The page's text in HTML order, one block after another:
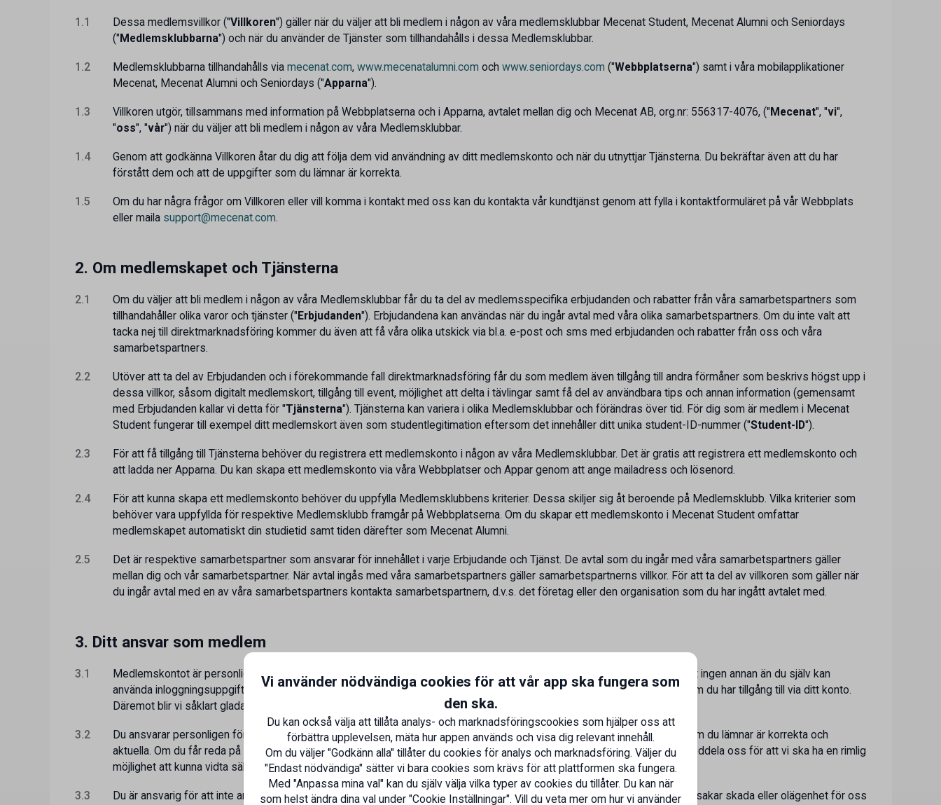
1.1 Dessa medlemsvillkor ("Villkoren") gäller när du väljer att bli medlem i någon av våra medlemsklubbar Mecenat Student, Mecenat Alumni och Seniordays
("Medlemsklubbarna") och när du använder de Tjänster som tillhandahålls i dessa Medlemsklubbar.
1.2 Medlemsklubbarna tillhandahålls via mecenat.com, www.mecenatalumni.com och www.seniordays.com ("Webbplatserna") samt i våra mobilapplikationer
Mecenat, Mecenat Alumni och Seniordays ("Apparna").
1.3 Villkoren utgör, tillsammans med information på Webbplatserna och i Apparna, avtalet mellan dig och Mecenat AB, org.nr: 556317-4076, ("Mecenat", "vi",
"oss", "vår") när du väljer att bli medlem i någon av våra Medlemsklubbar.
1.4
Genom att godkänna Villkoren åtar du dig att följa dem vid användning av ditt medlemskonto och när du utnyttjar Tjänsterna. Du bekräftar även att du har
förstått dem och att de uppgifter som du lämnar är korrekta.
1.5
Om du har några frågor om Villkoren eller vill komma i kontakt med oss kan du kontakta vår kundtjänst genom att fylla i kontaktformuläret på vår Webbplats
eller maila support@mecenat.com.
2. Om medlemskapet och Tjänsterna
2.1
Om du väljer att bli medlem i någon av våra Medlemsklubbar får du ta del av medlemsspecifika erbjudanden och rabatter från våra samarbetspartners som
tillhandahåller olika varor och tjänster ("Erbjudanden"). Erbjudandena kan användas när du ingår avtal med våra olika samarbetspartners. Om du inte valt att
tacka nej till direktmarknadsföring kommer du även att få våra olika utskick via bl.a. e-post och sms med erbjudanden och rabatter från oss och våra
samarbetspartners.
2.2
Utöver att ta del av Erbjudanden och i förekommande fall direktmarknadsföring får du som medlem även tillgång till andra förmåner som beskrivs högst upp i
dessa villkor, såsom digitalt medlemskort, tillgång till event, möjlighet att delta i tävlingar samt få del av användbara tips och annan information (gemensamt
med Erbjudanden kallar vi detta för "Tjänsterna"). Tjänsterna kan variera i olika Medlemsklubbar och förändras över tid. För dig som är medlem i Mecenat
Student fungerar till exempel ditt medlemskort även som studentlegitimation eftersom det innehåller ditt unika student-ID-nummer ("Student-ID").
2.3
För att få tillgång till Tjänsterna behöver du registrera ett medlemskonto i någon av våra Medlemsklubbar. Det är gratis att registrera ett medlemskonto och
att ladda ner Apparna. Du kan skapa ett medlemskonto via våra Webbplatser och Appar genom att ange mailadress och lösenord.
2.4
För att kunna skapa ett medlemskonto behöver du uppfylla Medlemsklubbens kriterier. Dessa skiljer sig åt beroende på Medlemsklubb. Vilka kriterier som
behöver vara uppfyllda för respektive Medlemsklubb framgår på Webbplatserna. Om du skapar ett medlemskonto i Mecenat Student omfattar
medlemskapet automatiskt din studietid samt tiden därefter som Mecenat Alumni.
2.5
Det är respektive samarbetspartner som ansvarar för innehållet i varje Erbjudande och Tjänst. De avtal som du ingår med våra samarbetspartners gäller
mellan dig och vår samarbetspartner. När avtal ingås med våra samarbetspartners gäller samarbetspartnerns villkor. För att ta del av villkoren som gäller när
du ingår avtal med en av våra samarbetspartners kontakta samarbetspartnern, d.v.s. det företag eller den organisation som du har ingått avtalet med.
3. Ditt ansvar som medlem
3.1
Medlemskontot är personligt och får inte överlåtas eller nyttjas av någon annan än dig personligen. Du åtar dig att se till att ingen annan än du själv kan
använda inloggningsuppgifterna och ditt medlemskort. Du får inte låta någon annan ta del av Erbjudanden eller Tjänster som du har tillgång till via ditt konto.
Däremot blir vi såklart glada om du vill tipsa om våra medlemskap och Tjänster till en vän som själv kan bli medlem.
3.2
Du ansvarar personligen för all användning av Tjänsterna som sker under ditt medlemskonto, inklusive att de uppgifter som du lämnar är korrekta och
aktuella. Om du får reda på eller misstänker att ditt medlemskonto används av någon obehörig är du skyldig att genast meddela oss för att vi ska ha en rimlig
möjlighet att kunna vidta säkerhetsåtgärder.
3.3
Du är ansvarig för att inte använda Webbplatserna eller Apparna, inklusive Tjänsterna, på något sätt som är olagligt eller orsakar skada eller olägenhet för oss
Vi använder nödvändiga cookies för att vår app ska fungera som
den ska.
Du kan också välja att tillåta analys- och marknadsföringscookies som hjälper oss att
förbättra upplevelsen, mäta hur appen används och visa dig relevant innehåll.
Om du väljer "Godkänn alla" tillåter du cookies för analys och marknadsföring. Väljer du
"Endast nödvändiga" sätter vi bara cookies som krävs för att plattformen ska fungera.
Med "Anpassa mina val" kan du själv välja vilka typer av cookies du tillåter. Du kan när
som helst ändra dina val under "Cookie Inställningar". Vill du veta mer om hur vi använder